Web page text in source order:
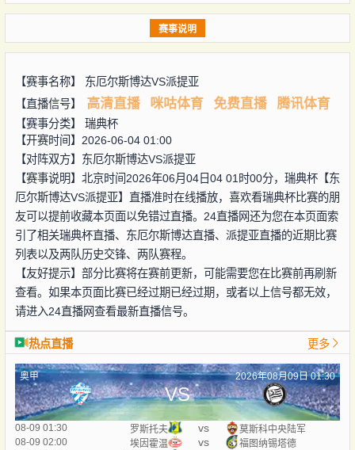
赛事说明
【赛事名称】 东厄尔斯博达VS派提亚
【直播信号】
高清直播 咪咕体育 免费直播 腾讯体育
【赛事分类】 瑞典杯
【开赛时间】2026-06-04 01:00
【对阵双方】 东厄尔斯博达VS派提亚
【赛事说明】北京时间2026年06月04日04 01时00分，瑞典杯【东
厄尔斯博达VS派提亚】直播准时在线播放，喜欢看瑞典杯比赛的朋
友可以提前收藏本页面以免错过直播。24直播网还为您在本页面索
引了相关瑞典杯直播、东厄尔斯博达直播、派提亚直播的近期比赛
列表以及两队历史交锋、两队赛程。
【友好提示】部分比赛将在赛前更新，可能需要您在比赛前再刷新
查看。如果本页面比赛已经过期已经过期，或者以上信号都无效，
请进入24直播网查看最新直播信号。
热点直播 更多
奥甲 2026年08月09日 01:30
VS
08-09 01:30 罗斯托夫 vs
莫斯科中央陆军
08-09 02:00
埃因霍温 vs
福图纳锡塔德